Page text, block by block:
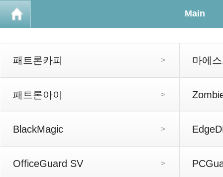
Main
>
패트론카피 마에
>
패트론아이
>
BlackMagic
>
OfficeGuard SV